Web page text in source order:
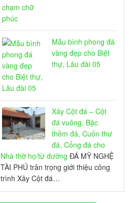
Mẫu bình phong đá
vàng đẹp cho Biệt
thự, Lâu đài 05
Xây Cột đá – Cột
đá vuông, Bậc
thềm đá, Cuốn thư
đá, Cổng đá cho
Nhà thờ họ/từ đường ĐÁ MỸ NGHỆ
TÀI PHÚ trân trọng giới thiệu công
trình Xây Cột đá…